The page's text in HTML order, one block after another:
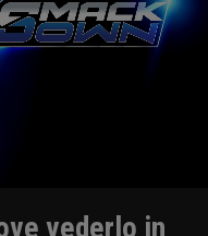
vederlo in